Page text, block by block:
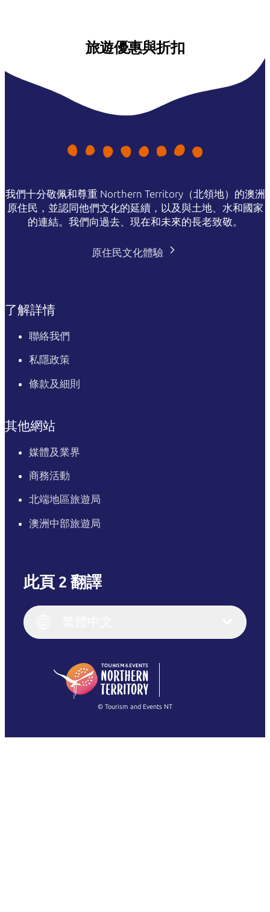
旅遊優惠與折扣
我們十分敬佩和尊重 Northern Territory（北領地）的澳洲
原住民，並認同他們文化的延續，以及與土地、水和國家
的連結。我們向過去、現在和未來的長老致敬。
原住民文化體驗
了解詳情
聯絡我們
私隱政策
條款及細則
其他網站
媒體及業界
商務活動
北端地區旅遊局
澳洲中部旅遊局
此頁 2 翻譯
English
English (US)
English
(Singapore)
Français
繁體中文
© Tourism and Events NT